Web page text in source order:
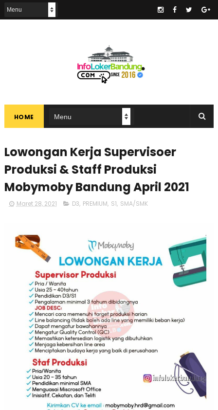
HOME
Lowongan Kerja Supervisoer
Produksi & Staff Produksi
Mobymoby Bandung April 2021
Maret 28, 2021 D3, PREMIUM, S1, SMA/SMK